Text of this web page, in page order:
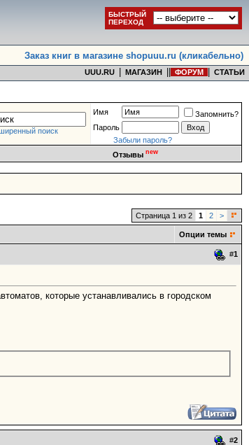
БЫСТРЫЙ
ПЕРЕХОД
Заказ книг в магазине shopuuu.ru (кликабельно)
UUU.RU МАГАЗИН ФОРУМ СТАТЬИ
поиск
Имя
Запомнить?
Пароль
Забыли пароль?
Отзывы new
Страница 1 из 2 1 2 >
Опции темы
#1
которые устанавливались в городском
#2